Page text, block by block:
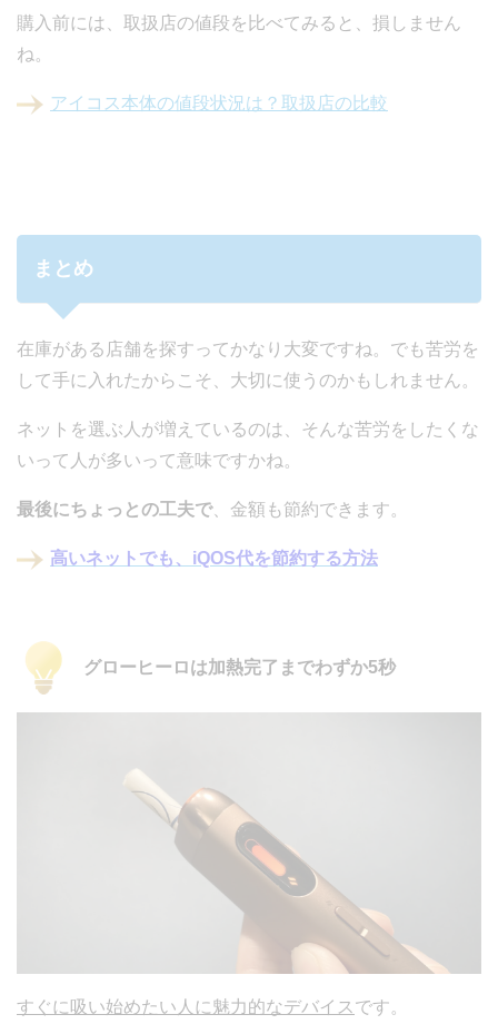
購入前には、取扱店の値段を比べてみると、損しません
ね。
アイコス本体の値段状況は？取扱店の比較
まとめ
在庫がある店舗を探すってかなり大変ですね。でも苦労を
して手に入れたからこそ、大切に使うのかもしれません。
ネットを選ぶ人が増えているのは、そんな苦労をしたくな
いって人が多いって意味ですかね。
最後にちょっとの工夫で、金額も節約できます。
高いネットでも、iQOS代を節約する方法
グローヒーロは加熱完了までわずか5秒
すぐに吸い始めたい人に魅力的なデバイスです。